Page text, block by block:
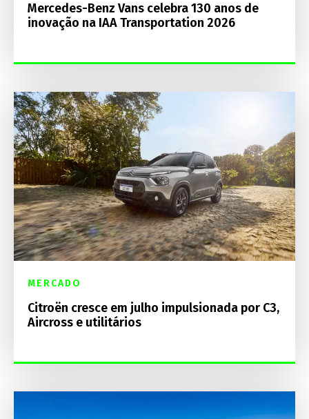
Mercedes-Benz Vans celebra 130 anos de
inovação na IAA Transportation 2026
MERCADO
Citroën cresce em julho impulsionada por C3,
Aircross e utilitários